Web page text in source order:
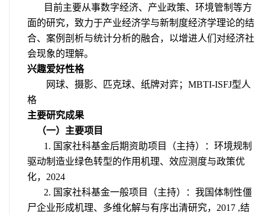
目前主要从事数字经济、产业政策、环境管制等方
面的研究，致力于产业经济学与新制度经济学理论的结
合、案例剖析与统计分析的融合，以增进人们对经济社
会现象的理解。
兴趣爱好性格
网球、摄影、匹克球、纸牌对弈； MBTI-ISFJ型人
格
主要研究成果
（一）主要项目
1. 国家社科基金后期资助项目（主持）：环境规制
驱动制造业绿色转型的作用机理、效应测度与政策优
化， 2024
2. 国家社科基金一般项目（主持）：我国体制性僵
尸企业形成机理、多维化解与有序出清研究， 2017 ,结